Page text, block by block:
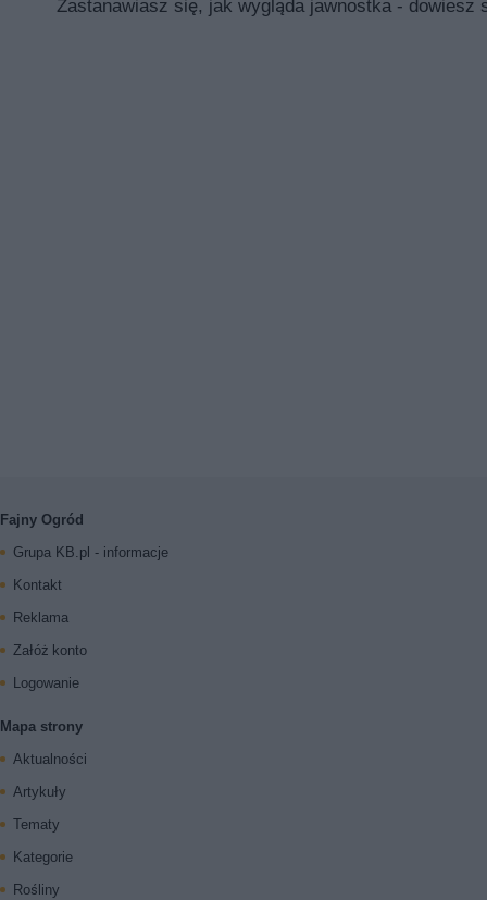
Zastanawiasz się, jak wygląda jawnostka - dowiesz
Fajny Ogród
Grupa KB.pl - informacje
Kontakt
Reklama
Załóż konto
Logowanie
Mapa strony
Aktualności
Artykuły
Tematy
Kategorie
Rośliny